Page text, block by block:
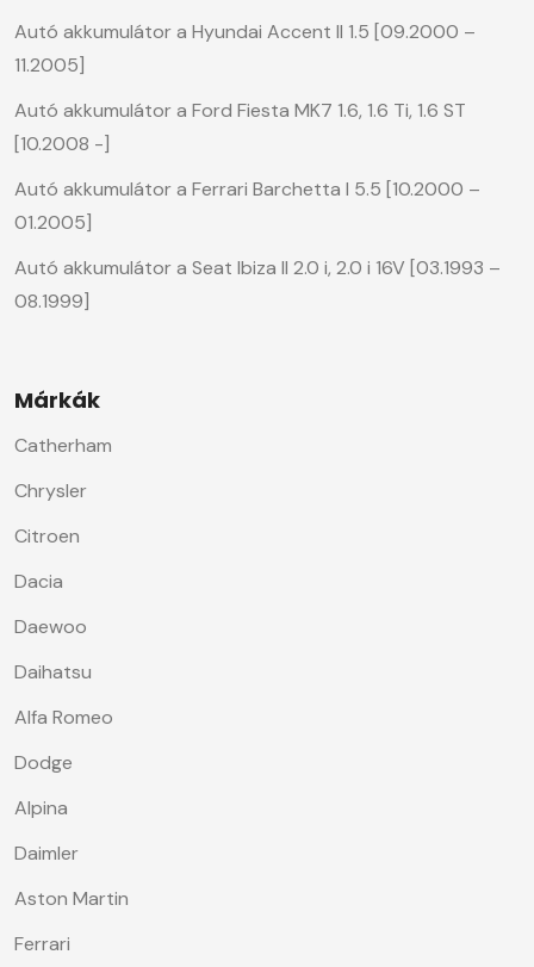
Autó akkumulátor a Hyundai Accent II 1.5 [09.2000 –
11.2005]
Autó akkumulátor a Ford Fiesta MK7 1.6, 1.6 Ti, 1.6 ST
[10.2008 -]
Autó akkumulátor a Ferrari Barchetta I 5.5 [10.2000 –
01.2005]
Autó akkumulátor a Seat Ibiza II 2.0 i, 2.0 i 16V [03.1993 –
08.1999]
Márkák
Catherham
Chrysler
Citroen
Dacia
Daewoo
Daihatsu
Alfa Romeo
Dodge
Alpina
Daimler
Aston Martin
Ferrari